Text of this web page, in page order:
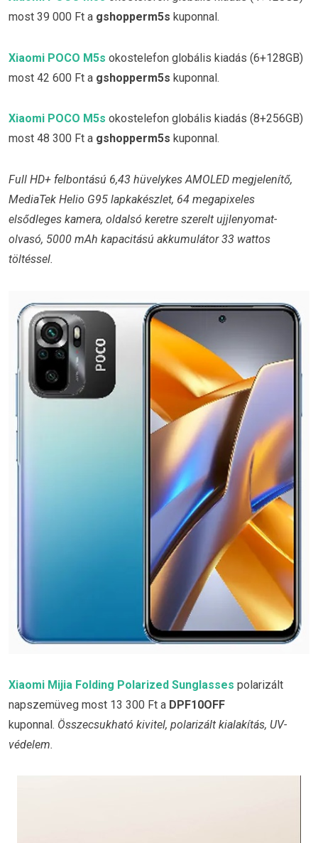
most 39 000 Ft a gshopperm5s kuponnal.
Xiaomi POCO M5s okostelefon globális kiadás (6+128GB)
most 42 600 Ft a gshopperm5s kuponnal.
Xiaomi POCO M5s okostelefon globális kiadás (8+256GB)
most 48 300 Ft a gshopperm5s kuponnal.
Full HD+ felbontású 6,43 hüvelykes AMOLED megjelenítő,
MediaTek Helio G95 lapkakészlet, 64 megapixeles
elsődleges kamera, oldalsó keretre szerelt ujjlenyomat-
olvasó, 5000 mAh kapacitású akkumulátor 33 wattos
töltéssel.
Xiaomi Mijia Folding Polarized Sunglasses polarizált
napszemüveg most 13 300 Ft a DPF10OFF
kuponnal. Összecsukható kivitel, polarizált kialakítás, UV-
védelem.